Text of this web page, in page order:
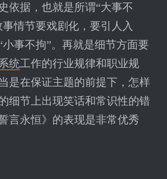
依据，也就是所谓“大事不
情节要戏剧化，要引人入
小事不拘”。再就是细节方面要
统工作的行业规律和职业规
是在保证主题的前提下，怎样
细节上出现笑话和常识性的错
言永恒》的表现是非常优秀